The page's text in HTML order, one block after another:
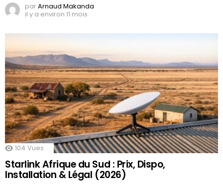
parArnaud Makanda
il y a environ 11 mois
104 Vues
Starlink Afrique du Sud : Prix, Dispo,
Installation & Légal (2026)